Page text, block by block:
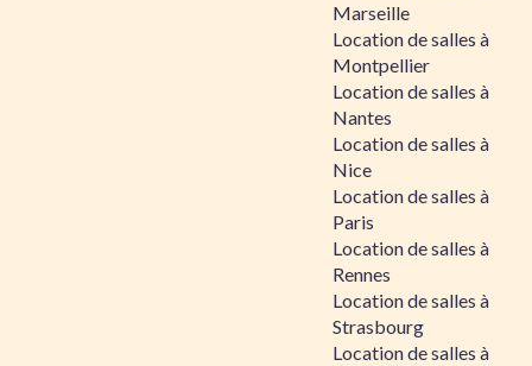
Marseille
Location de salles à
Montpellier
Location de salles à
Nantes
Location de salles à
Nice
Location de salles à
Paris
Location de salles à
Rennes
Location de salles à
Strasbourg
Location de salles à